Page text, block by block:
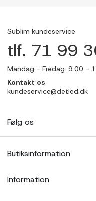
Sublim kundeservice
tlf. 71 99
Mandag - Fredag: 9.00 -
Kontakt os
kundeservice@detled.dk
Følg os
Butiksinformation
Information